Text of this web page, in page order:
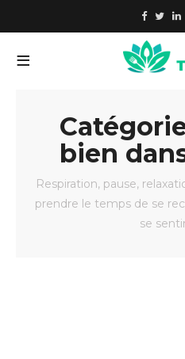
bien
Respiration, pause,
prendre le temps de se
se